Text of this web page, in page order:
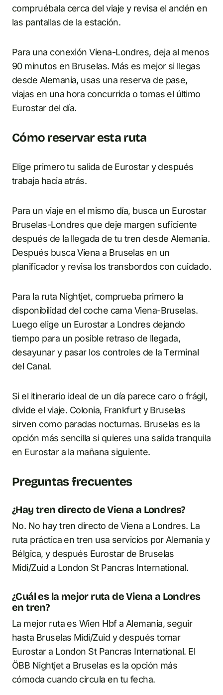
compruébala cerca del viaje y revisa el andén en
las pantallas de la estación.
Para una conexión Viena-Londres, deja al menos
90 minutos en Bruselas. Más es mejor si llegas
desde Alemania, usas una reserva de pase,
viajas en una hora concurrida o tomas el último
Eurostar del día.
Cómo reservar esta ruta
Elige primero tu salida de Eurostar y después
trabaja hacia atrás.
Para un viaje en el mismo día, busca un Eurostar
Bruselas-Londres que deje margen suficiente
después de la llegada de tu tren desde Alemania.
Después busca Viena a Bruselas en un
planificador y revisa los transbordos con cuidado.
Para la ruta Nightjet, comprueba primero la
disponibilidad del coche cama Viena-Bruselas.
Luego elige un Eurostar a Londres dejando
tiempo para un posible retraso de llegada,
desayunar y pasar los controles de la Terminal
del Canal.
Si el itinerario ideal de un día parece caro o frágil,
divide el viaje. Colonia, Frankfurt y Bruselas
sirven como paradas nocturnas. Bruselas es la
opción más sencilla si quieres una salida tranquila
en Eurostar a la mañana siguiente.
Preguntas frecuentes
¿Hay tren directo de Viena a Londres?
No. No hay tren directo de Viena a Londres. La
ruta práctica en tren usa servicios por Alemania y
Bélgica, y después Eurostar de Bruselas
Midi/Zuid a London St Pancras International.
¿Cuál es la mejor ruta de Viena a Londres
en tren?
La mejor ruta es Wien Hbf a Alemania, seguir
hasta Bruselas Midi/Zuid y después tomar
Eurostar a London St Pancras International. El
ÖBB Nightjet a Bruselas es la opción más
cómoda cuando circula en tu fecha.